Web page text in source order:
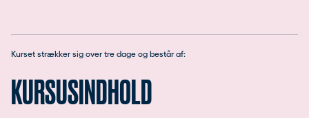
Kurset strækker sig over tre dage og består af:
KURSUSINDHOLD